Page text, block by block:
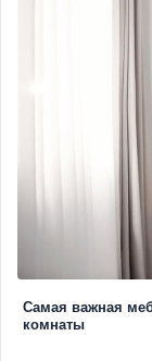
Самая важная
комнаты